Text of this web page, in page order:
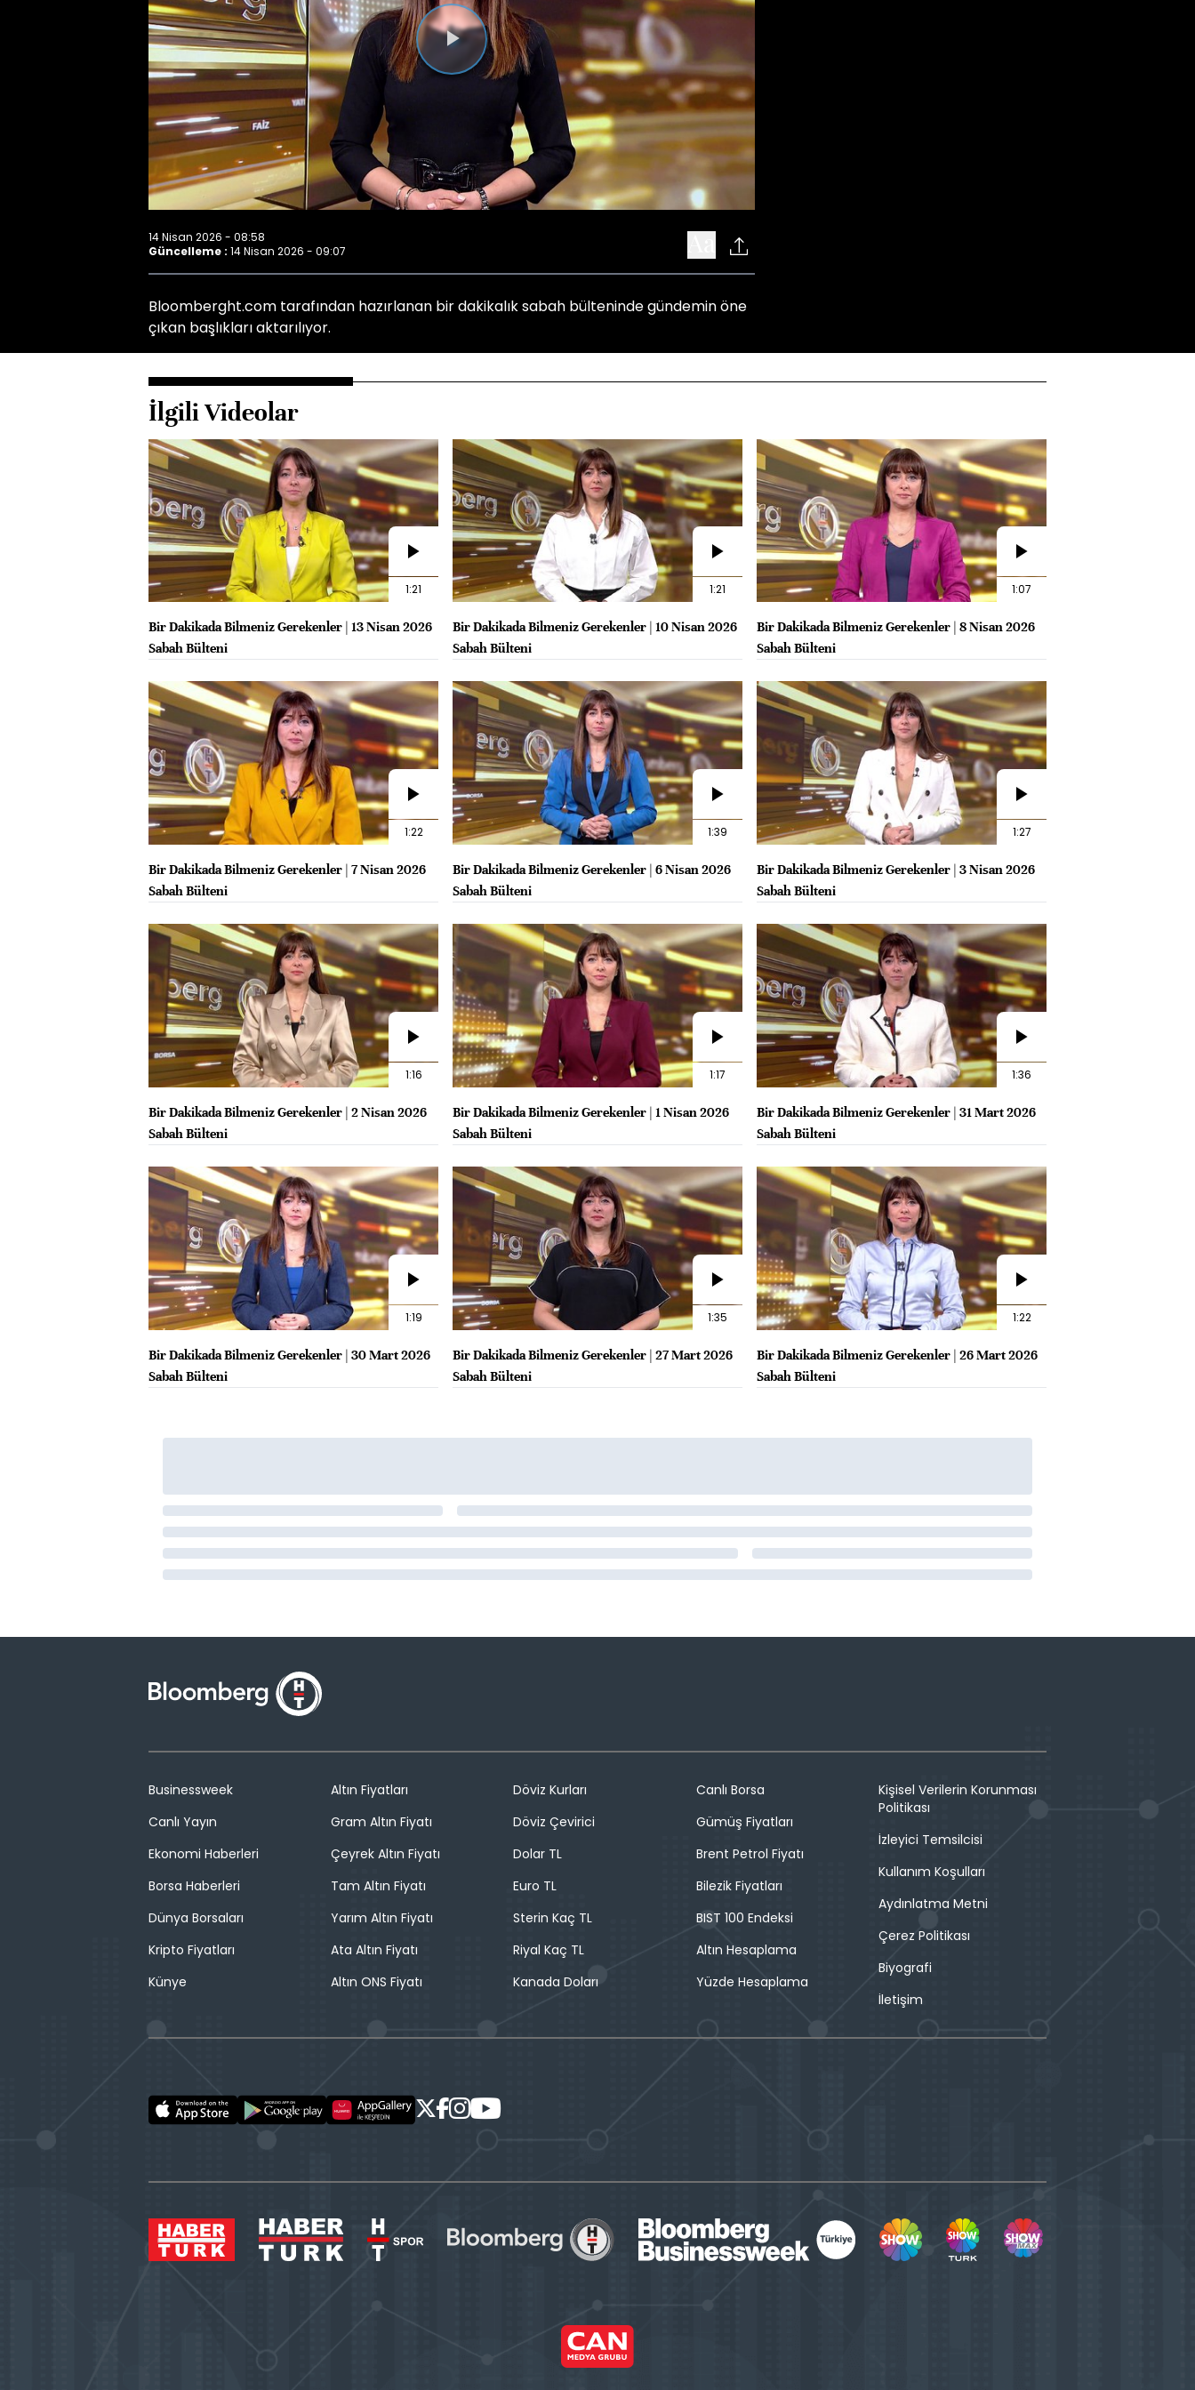
Videoyu
Oynat
14 Nisan 2026 - 08:58
Güncelleme : 14 Nisan 2026 - 09:07
Bloomberght.com tarafından hazırlanan bir dakikalık sabah bülteninde gündemin öne
çıkan başlıkları aktarılıyor.
İlgili Videolar
1:21
Bir Dakikada Bilmeniz Gerekenler | 13 Nisan 2026
Sabah Bülteni
1:21
Bir Dakikada Bilmeniz Gerekenler | 10 Nisan 2026
Sabah Bülteni
1:07
Bir Dakikada Bilmeniz Gerekenler | 8 Nisan 2026
Sabah Bülteni
1:22
Bir Dakikada Bilmeniz Gerekenler | 7 Nisan 2026
Sabah Bülteni
1:39
Bir Dakikada Bilmeniz Gerekenler | 6 Nisan 2026
Sabah Bülteni
1:27
Bir Dakikada Bilmeniz Gerekenler | 3 Nisan 2026
Sabah Bülteni
1:16
Bir Dakikada Bilmeniz Gerekenler | 2 Nisan 2026
Sabah Bülteni
1:17
Bir Dakikada Bilmeniz Gerekenler | 1 Nisan 2026
Sabah Bülteni
1:36
Bir Dakikada Bilmeniz Gerekenler | 31 Mart 2026
Sabah Bülteni
1:19
Bir Dakikada Bilmeniz Gerekenler | 30 Mart 2026
Sabah Bülteni
1:35
Bir Dakikada Bilmeniz Gerekenler | 27 Mart 2026
Sabah Bülteni
1:22
Bir Dakikada Bilmeniz Gerekenler | 26 Mart 2026
Sabah Bülteni
Businessweek
Canlı Yayın
Ekonomi Haberleri
Borsa Haberleri
Dünya Borsaları
Kripto Fiyatları
Künye
Altın Fiyatları
Gram Altın Fiyatı
Çeyrek Altın Fiyatı
Tam Altın Fiyatı
Yarım Altın Fiyatı
Ata Altın Fiyatı
Altın ONS Fiyatı
Döviz Kurları
Döviz Çevirici
Dolar TL
Euro TL
Sterin Kaç TL
Riyal Kaç TL
Kanada Doları
Canlı Borsa
Gümüş Fiyatları
Brent Petrol Fiyatı
Bilezik Fiyatları
BIST 100 Endeksi
Altın Hesaplama
Yüzde Hesaplama
Kişisel Verilerin Korunması
Politikası
İzleyici Temsilcisi
Kullanım Koşulları
Aydınlatma Metni
Çerez Politikası
Biyografi
İletişim